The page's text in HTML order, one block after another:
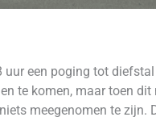
een poging tot
te komen, maar toen
meegenomen te